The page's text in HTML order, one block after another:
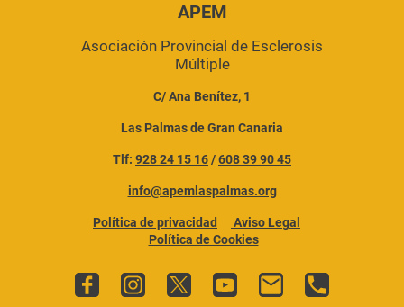
APEM
Asociación Provincial de Esclerosis
Múltiple
C/ Ana Benítez, 1
Las Palmas de Gran Canaria
Tlf: 928 24 15 16/608 39 90 45
info@apemlaspalmas.org
Política de privacidad
Aviso Legal
Política de Cookies